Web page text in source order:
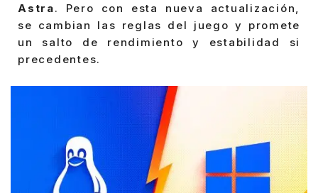
Astra. Pero con esta nueva actualización,
se cambian las reglas del juego y promete
un salto de rendimiento y estabilidad si
precedentes.